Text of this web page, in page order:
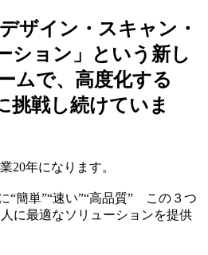
ザイン・スキャン・
ション」という新し
ムで、高度化する
挑戦し続けていま
20年になります。
“簡単”“速い”“高品質” この３つ
に最適なソリューションを提供